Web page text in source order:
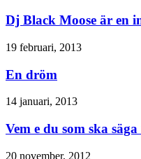
Dj Black Moose är en
19 februari, 2013
En dröm
14 januari, 2013
Vem e du som ska
20 november, 2012